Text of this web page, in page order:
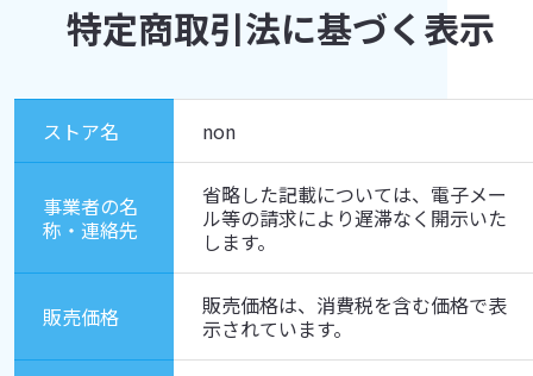
特定商取引法に基づく表示
ストア名 non
事業者の名
称・連絡先
省略した記載については、電子メー
ル等の請求により遅滞なく開示いた
します。
販売価格
販売価格は、消費税を含む価格で表
示されています。